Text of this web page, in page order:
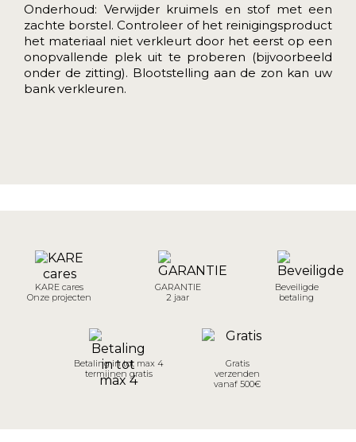
Onderhoud: Verwijder kruimels en stof met een
zachte borstel. Controleer of het reinigingsproduct
het materiaal niet verkleurt door het eerst op een
onopvallende plek uit te proberen (bijvoorbeeld
onder de zitting). Blootstelling aan de zon kan uw
bank verkleuren.
KARE cares
Onze projecten
GARANTIE
2 jaar
Beveiligde
betaling
Betaling in tot max 4
termijnen gratis
Gratis
verzenden
vanaf 500€